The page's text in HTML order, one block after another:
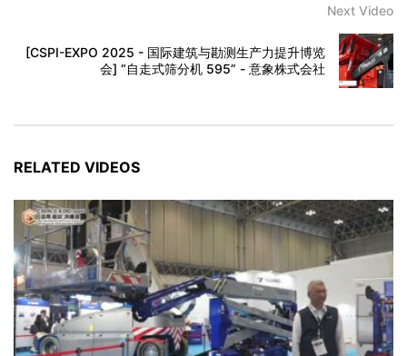
Next Video
[CSPI-EXPO 2025 - 国际建筑与勘测生产力提升博览
会] “自走式筛分机 595” - 意象株式会社
RELATED VIDEOS